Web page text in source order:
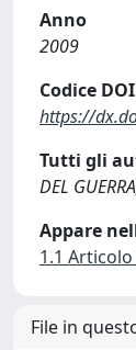
Anno
2009
Codice DOI
https://
Tutti gli
DEL
Appare
1.1
File in